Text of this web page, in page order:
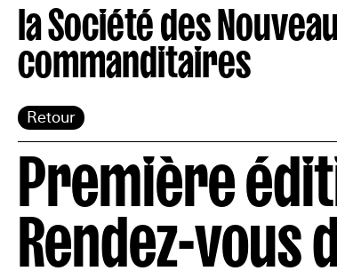
la Société des
commanditaires
Retour
Première
Rendez-vous